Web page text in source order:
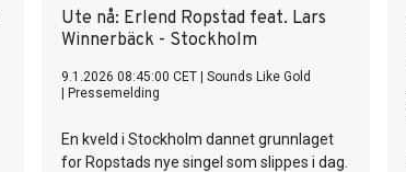
Ute nå: Erlend Ropstad feat. Lars
Winnerbäck - Stockholm
9.1.2026 08:45:00 CET
Sounds Like Gold
Pressemelding
En kveld i Stockholm dannet grunnlaget
for Ropstads nye singel som slippes i dag.